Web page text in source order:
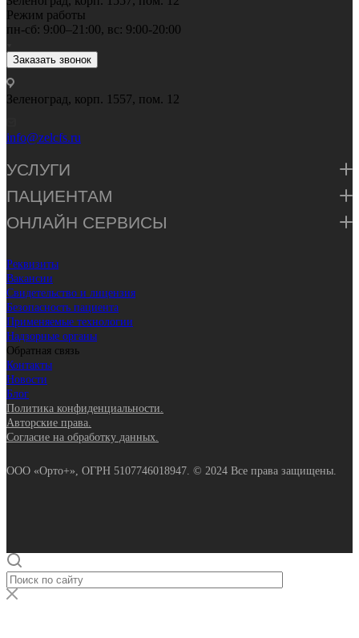
Режим работы
пн-сб: 9:00–21:00, вс: 9:00-20:00
Заказать звонок
Зеленоград, корп. 1557, пом. 12
info@zelcfs.ru
УСЛУГИ
ПАЦИЕНТАМ
ОНЛАЙН СЕРВИСЫ
Реквизиты
Вакансии
Свидетельство и лицензия
Безопасность пациента
Применяемые технологии
Надзорные органы
Обратная связь
Контакты
Новости
Блог
Политика конфиденциальности.
Авторские права.
Согласие на обработку данных.
ООО «Орто+», ОГРН 5107746018947. © 2024 Все права защищены.